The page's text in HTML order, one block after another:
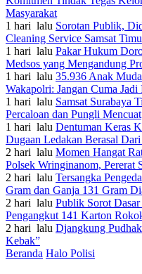
Masyarakat
1 hari lalu Sorotan Publik,
Cleaning Service Samsat
1 hari lalu Pakar Hukum
Medsos yang Mengandung
1 hari lalu 35.936 Anak
Wakapolri: Jangan Cuma
1 hari lalu Samsat Surabaya
Percaloan dan Pungli Mencuat
1 hari lalu Dentuman Keras
Dugaan Ledakan Berasal
2 hari lalu Momen Hangat
Polsek Wringinanom, Pererat
2 hari lalu Tersangka
Gram dan Ganja 131 Gram
2 hari lalu Publik Sorot
Pengangkut 141 Karton
2 hari lalu Djangkung
Kebak”
Beranda Halo Polisi